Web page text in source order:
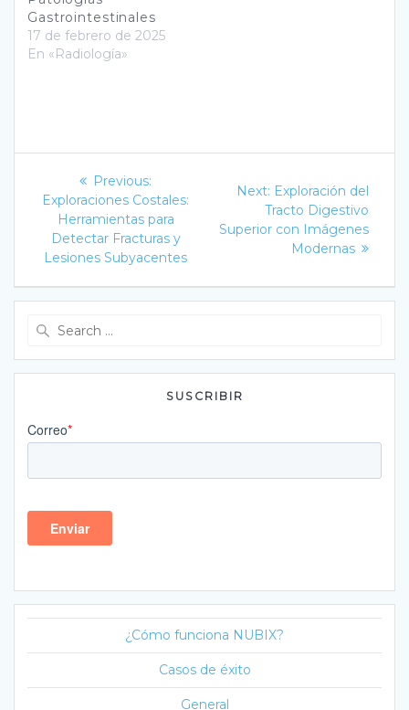
Gastrointestinales
17 de febrero de 2025
En «Radiología»
Navegación
de
entradas
Previous:
post:
Exploraciones Costales:
Herramientas para
Detectar Fracturas y
Lesiones Subyacentes
Next: Next
post:
Exploración del
Tracto Digestivo
Superior con Imágenes
Modernas
SUSCRIBIR
¿Cómo funciona NUBIX?
Casos de éxito
General